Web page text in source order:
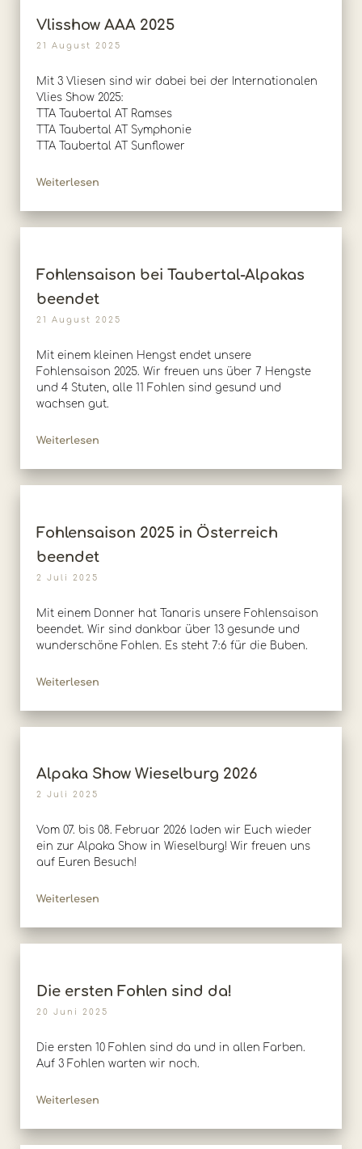
Vlisshow AAA 2025
21 August 2025
Mit 3 Vliesen sind wir dabei bei der Internationalen
Vlies Show 2025:
TTA Taubertal AT Ramses
TTA Taubertal AT Symphonie
TTA Taubertal AT Sunflower
Weiterlesen
Fohlensaison bei Taubertal-Alpakas
beendet
21 August 2025
Mit einem kleinen Hengst endet unsere
Fohlensaison 2025. Wir freuen uns über 7 Hengste
und 4 Stuten, alle 11 Fohlen sind gesund und
wachsen gut.
Weiterlesen
Fohlensaison 2025 in Österreich
beendet
2 Juli 2025
Mit einem Donner hat Tanaris unsere Fohlensaison
beendet. Wir sind dankbar über 13 gesunde und
wunderschöne Fohlen. Es steht 7:6 für die Buben.
Weiterlesen
Alpaka Show Wieselburg 2026
2 Juli 2025
Vom 07. bis 08. Februar 2026 laden wir Euch wieder
ein zur Alpaka Show in Wieselburg! Wir freuen uns
auf Euren Besuch!
Weiterlesen
Die ersten Fohlen sind da!
20 Juni 2025
Die ersten 10 Fohlen sind da und in allen Farben.
Auf 3 Fohlen warten wir noch.
Weiterlesen